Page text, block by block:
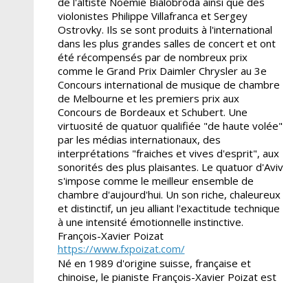
violonistes Philippe Villafranca et Sergey
Ostrovky. Ils se sont produits à l'international
dans les plus grandes salles de concert et ont
été récompensés par de nombreux prix
comme le Grand Prix Daimler Chrysler au 3e
Concours international de musique de chambre
de Melbourne et les premiers prix aux
Concours de Bordeaux et Schubert. Une
virtuosité de quatuor qualifiée "de haute volée"
par les médias internationaux, des
interprétations "fraiches et vives d'esprit", aux
sonorités des plus plaisantes. Le quatuor d'Aviv
s'impose comme le meilleur ensemble de
chambre d'aujourd'hui. Un son riche, chaleureux
et distinctif, un jeu alliant l'exactitude technique
à une intensité émotionnelle instinctive.
François-Xavier Poizat
https://www.fxpoizat.com/
Né en 1989 d'origine suisse, française et
chinoise, le pianiste François-Xavier Poizat est